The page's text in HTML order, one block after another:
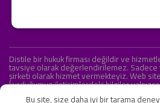
Distile bir hukuk firması değildir ve
tavsiye olarak değerlendirilemez. Sadece
şirketi olarak hizmet vermekteyiz. Web
kurduğumuz iletişimlerdeki bilgiler
Bu site, size daha iyi bir tarama